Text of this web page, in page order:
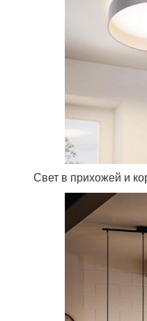
Свет в прихожей и